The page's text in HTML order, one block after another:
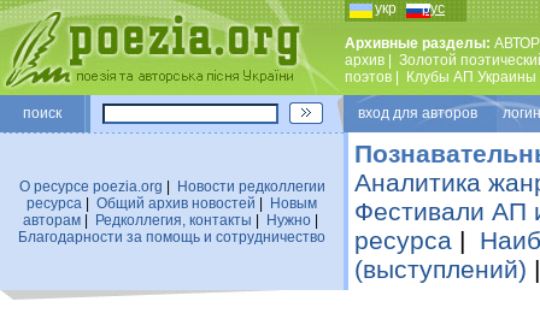
укр рус
Архивные разделы:
архив
Золотой
поэтов
Клубы АП Украины
поиск вход для авторов
О ресурсе poezia.org
Новости редколлегии
ресурса
Общий архив новостей
Новым
авторам| Редколлегия, контакты Нужно|
Благодарности за помощь и сотрудничество
Аналитика
Фестивали АП
ресурса |
(выступлений)